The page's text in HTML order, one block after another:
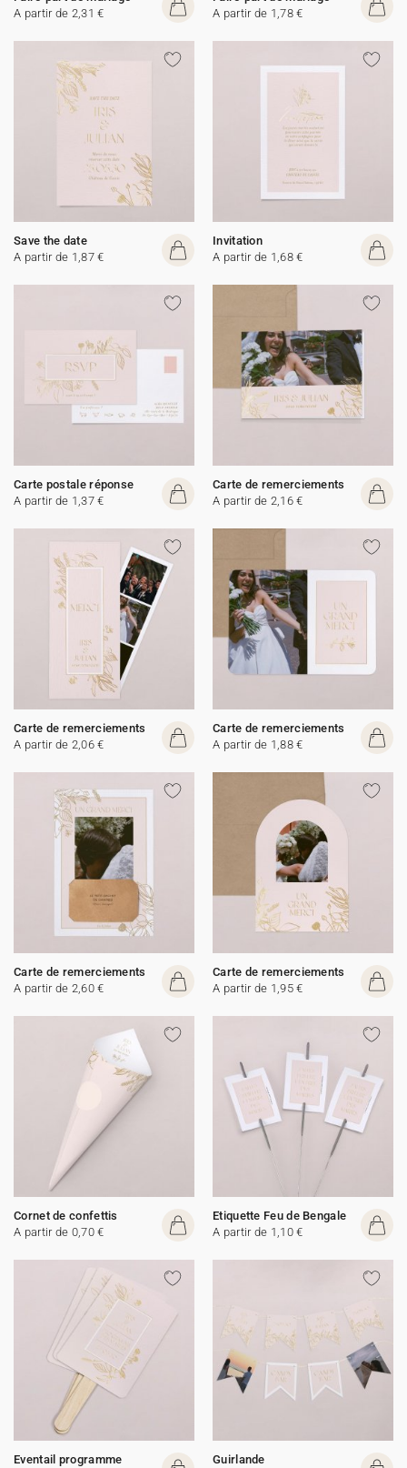
A partir de 2,31 €
A partir de 1,78 €
Save the date
A partir de 1,87 €
Invitation
A partir de 1,68 €
Carte postale réponse
A partir de 1,37 €
Carte de remerciements
A partir de 2,16 €
Carte de remerciements
A partir de 2,06 €
Carte de remerciements
A partir de 1,88 €
Carte de remerciements
A partir de 2,60 €
Carte de remerciements
A partir de 1,95 €
Cornet de confettis
A partir de 0,70 €
Etiquette Feu de Bengale
A partir de 1,10 €
Eventail programme
Guirlande